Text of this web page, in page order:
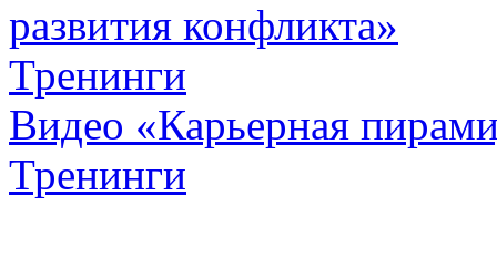
развития конфликта»
Тренинги
Видео «Карьерная
Тренинги